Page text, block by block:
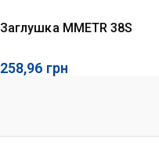
Заглушка MMETR 38S
258,96 грн